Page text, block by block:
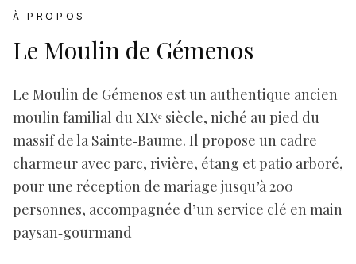
À PROPOS
Le Moulin de Gémenos
Le Moulin de Gémenos est un authentique ancien
moulin familial du XIXᵉ siècle, niché au pied du
massif de la Sainte‑Baume. Il propose un cadre
charmeur avec parc, rivière, étang et patio arboré,
pour une réception de mariage jusqu’à 200
personnes, accompagnée d’un service clé en main
paysan‑gourmand